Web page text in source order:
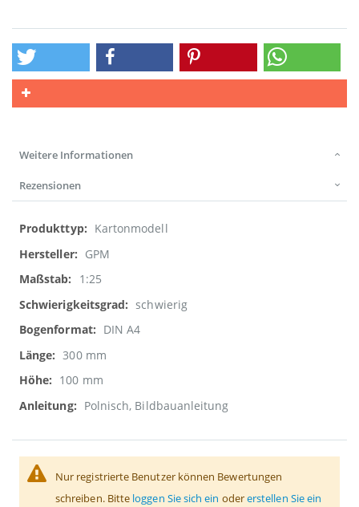
Weitere Informationen
Rezensionen
Weitere
Informationen
Kartonmodell
GPM
1:25
schwierig
DIN A4
300 mm
100 mm
Polnisch, Bildbauanleitung
Nur registrierte Benutzer können Bewertungen
schreiben. Bitte loggen Sie sich ein odererstellen Sie ein